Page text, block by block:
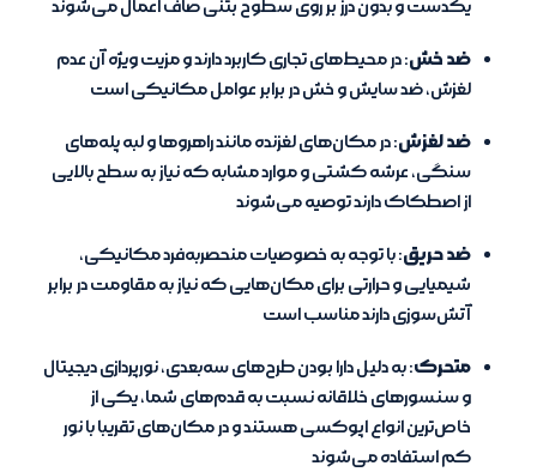
یکدست و بدون درز بر روی سطوح بتنی صاف اعمال می‌شوند
ضد خش: در محیط‌های تجاری کاربرد دارند و مزیت ویژه آن عدم
لغزش، ضد سایش و خش در برابر عوامل مکانیکی است
ضد لغزش: در مکان‌های لغزنده مانند راهروها و لبه پله‌های
سنگی، عرشه کشتی و موارد مشابه که نیاز به سطح بالایی
از اصطکاک دارند توصیه می‌شوند
ضد حریق: با توجه به خصوصیات منحصربه‌فرد مکانیکی،
شیمیایی و حرارتی برای مکان‌هایی که نیاز به مقاومت در برابر
آتش‌سوزی دارند مناسب است
متحرک: به دلیل دارا بودن طرح‌های سه‌بعدی، نورپردازی دیجیتال
و سنسورهای خلاقانه نسبت به قدم‌های شما، یکی از
خاص‌ترین انواع اپوکسی هستند و در مکان‌های تقریبا با نور
کم استفاده می‌شوند